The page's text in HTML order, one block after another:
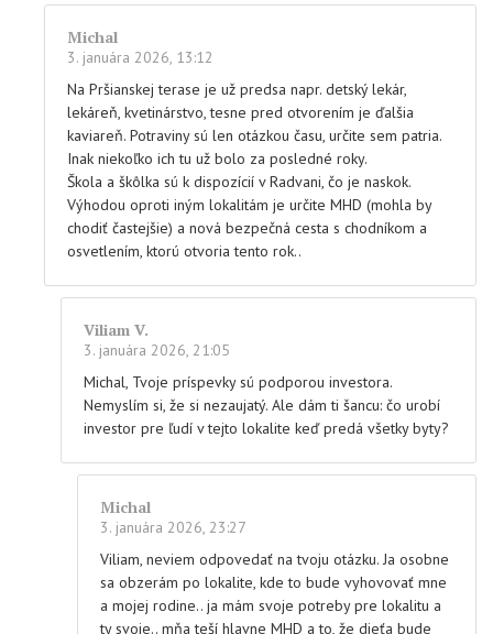
Michal
3. januára 2026, 13:12
Na Pršianskej terase je už predsa napr. detský lekár,
lekáreň, kvetinárstvo, tesne pred otvorením je ďalšia
kaviareň. Potraviny sú len otázkou času, určite sem patria.
Inak niekoľko ich tu už bolo za posledné roky.
Škola a škôlka sú k dispozícií v Radvani, čo je naskok.
Výhodou oproti iným lokalitám je určite MHD (mohla by
chodiť častejšie) a nová bezpečná cesta s chodníkom a
osvetlením, ktorú otvoria tento rok..
Viliam V.
3. januára 2026, 21:05
Michal, Tvoje príspevky sú podporou investora.
Nemyslím si, že si nezaujatý. Ale dám ti šancu: čo urobí
investor pre ľudí v tejto lokalite keď predá všetky byty?
Michal
3. januára 2026, 23:27
Viliam, neviem odpovedať na tvoju otázku. Ja osobne
sa obzerám po lokalite, kde to bude vyhovovať mne
a mojej rodine.. ja mám svoje potreby pre lokalitu a
ty svoje.. mňa teší hlavne MHD a to, že dieťa bude